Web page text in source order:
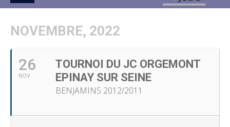
NOVEMBRE, 2022
26
NOV
TOURNOI DU JC ORGEMONT
EPINAY SUR SEINE
BENJAMINS 2012/2011